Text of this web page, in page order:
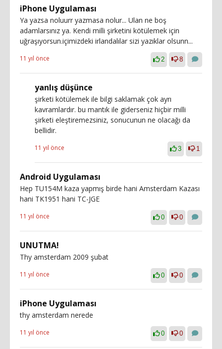
iPhone Uygulaması
Ya yazsa noluurr yazmasa nolur... Ulan ne boş
adamlarsınız ya. Kendi milli şirketini kötülemek için
uğraşıyorsun.içimizdeki irlandalılar sizi yazıklar olsunn...
11 yıl önce 2 8
yanlış düşünce
şirketi kötülemek ile bilgi saklamak çok ayrı
kavramlardır. bu mantık ile giderseniz hiçbir milli
şirketi eleştiremezsiniz, sonucunun ne olacağı da
bellidir.
11 yıl önce 3 1
Android Uygulaması
Hep TU154M kaza yapmış birde hani Amsterdam Kazası
hani TK1951 hani TC-JGE
11 yıl önce 0 0
UNUTMA!
Thy amsterdam 2009 şubat
11 yıl önce 0 0
iPhone Uygulaması
thy amsterdam nerede
11 yıl önce 0 0